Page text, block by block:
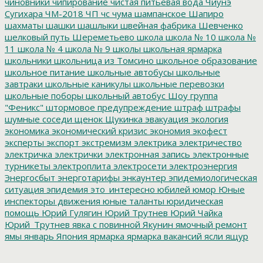
Сугихара ЧМ-2018 ЧП чс чума шампанское Шапиро
шахматы шашки шашлыки швейная фабрика Шевченко
шелковый путь Шереметьево школа школа № 10 школа №
11 школа № 4 школа № 9 школы школьная ярмарка
школьники школьница из Томсино школьное образование
школьное питание школьные автобусы школьные
завтраки школьные каникулы школьные перевозки
школьные поборы школьный автобус Шоу группа
"Феникс" штормовое предупреждение штраф штрафы
шумные соседи щенок Щукинка эвакуация экология
экономика экономический кризис экономия экофест
эксперты экспорт экстремизм электрика электричество
электричка электрички электронная запись электронные
турникеты электроплита электросети электроэнергия
Энергосбыт энерготарифы энкаунтер эпидемиологическая
ситуация эпидемия это_интересно юбилей юмор Юные
инспекторы движения юные таланты юридическая
помощь Юрий Гулягин Юрий Трутнев Юрий Чайка
Юрий_Трутнев явка с повинной Якунин ямочный ремонт
ямы январь Япония ярмарка ярмарка вакансий ясли ящур